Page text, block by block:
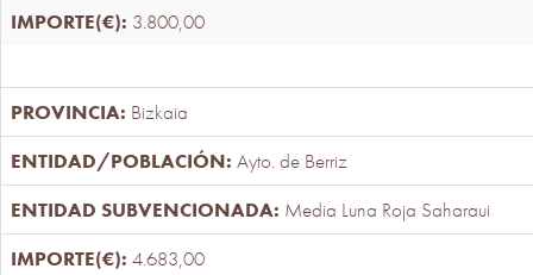
3.800,00
Bizkaia
Ayto. de Berriz
Media Luna Roja Saharaui
4.683,00